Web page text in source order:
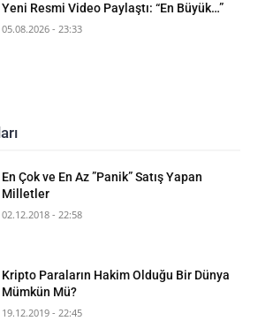
Yeni Resmi Video Paylaştı: “En Büyük…”
05.08.2026 - 23:33
En Çok ve En Az ”Panik” Satış Yapan
Milletler
02.12.2018 - 22:58
Kripto Paraların Hakim Olduğu Bir Dünya
Mümkün Mü?
19.12.2019 - 22:45